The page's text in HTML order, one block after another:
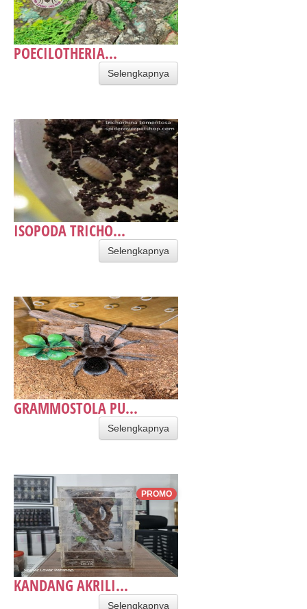
POECILOTHERIA...
Selengkapnya
ISOPODA TRICHO...
Selengkapnya
GRAMMOSTOLA PU...
Selengkapnya
PROMO
KANDANG AKRILI...
Selengkapnya